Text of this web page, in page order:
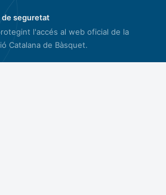
de seguretat
l'accés al web oficial de la
Catalana de Bàsquet.